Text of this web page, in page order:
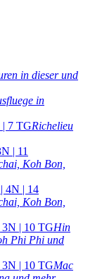
in dieser und
in
7 TGRichelieu
| 11
Koh Bon,
4N | 14
Koh Bon,
| 10 TGHin
Phi Phi und
| 10 TGMac